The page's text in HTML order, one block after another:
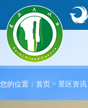
您的位置： 首页 > 景区资讯